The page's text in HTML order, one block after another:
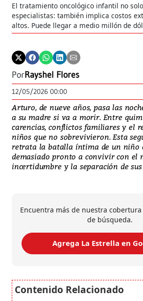
El tratamiento oncológico infantil no
especialistas: también implica costos
altos. Puede llegar a medio millón de
PorRayshel Flores
12/05/2026 00:00
Arturo, de nueve años, pasa las
a su madre si va a morir. Entre
carencias, conflictos familiares y el
niños que no sobrevivieron. Esta
retrata la batalla íntima de un niño
demasiado pronto a convivir con el
incertidumbre y la separación de
Encuentra más de nuestra
de búsqueda.
Agrega La Estrella en